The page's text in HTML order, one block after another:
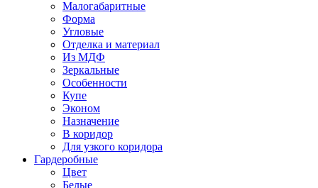
Малогабаритные
Форма
Угловые
Отделка и материал
Из МДФ
Зеркальные
Особенности
Купе
Эконом
Назначение
В коридор
Для узкого коридора
Гардеробные
Цвет
Белые